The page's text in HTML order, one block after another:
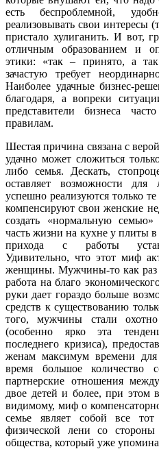
есть беспроблемной,
реализовывать свои интересы
пристало хулиганить. И вот,
отличным образованием и
этики: «так – принято, а
зачастую требует
Наиболее удачные бизнес-
благодаря, а вопреки
представители бизнеса
правилам.
Шестая причина связана с
удачно может сложиться
либо семья. Дескать,
оставляет возможности
успешно реализуются только
компенсируют свои женские
создать «нормальную
часть жизни на кухне у плиты
прихода с работы
Удивительно, что этот миф
женщины. Мужчины-то как раз
работа на благо
руки дает гораздо больше
средств к существованию
того, мужчины стали
(особенно ярко эта
последнего кризиса),
женам максимум времени
время большое количество
партнерские отношения
двое детей и более, при этом
видимому, миф о
семье являет собой все
физической лени со стороны
общества, который уже